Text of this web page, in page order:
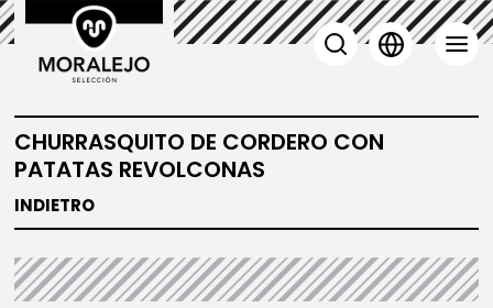
CHURRASQUITO DE CORDERO CON
PATATAS REVOLCONAS
INDIETRO